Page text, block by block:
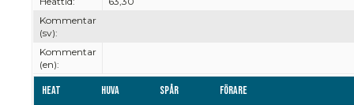
Kommentar
(sv):
Kommentar
(en):
Heat Huva Spår Förare